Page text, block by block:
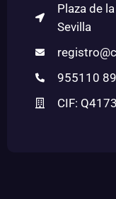
Plaza de
Sevilla
955110
CIF: